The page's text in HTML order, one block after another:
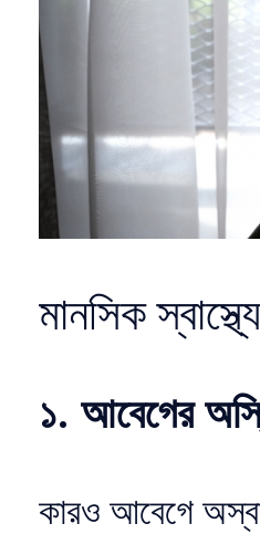
মানসিক
১. আবেগের
কারও আবেগে